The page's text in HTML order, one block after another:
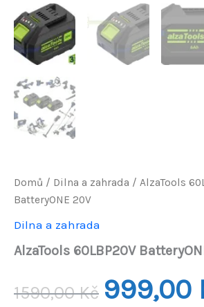
Domů / Dilna a zahrada / AlzaTools
BatteryONE 20V
Dilna a zahrada
AlzaTools 60LBP20V
1590,00Kč
Původní
999,00